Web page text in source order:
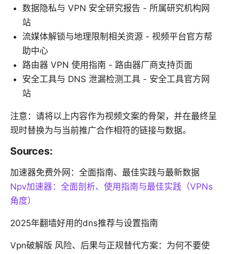
数据隐私与 VPN 安全研究报告 - 所属研究机构网
站
流媒体解锁与地理限制相关资源 - 视频平台官方帮
助中心
路由器 VPN 使用指南 - 路由器厂商支持页面
安全工具与 DNS 泄漏检测工具 - 安全工具官方网
站
注意：请将以上内容作为视频文案的骨架，并在最终呈
现时替换为与当前推广合作相符的链接与数据。
Sources:
加速器免费外网：全面指南、最佳实践与最新数据
Npv加速器：全面剖析、使用指南与最佳实践（VPNs
角度）
2025年翻墙好用的dns推荐与设置指南
Vpn破解版 风险、后果与正规替代方案：为何不要使